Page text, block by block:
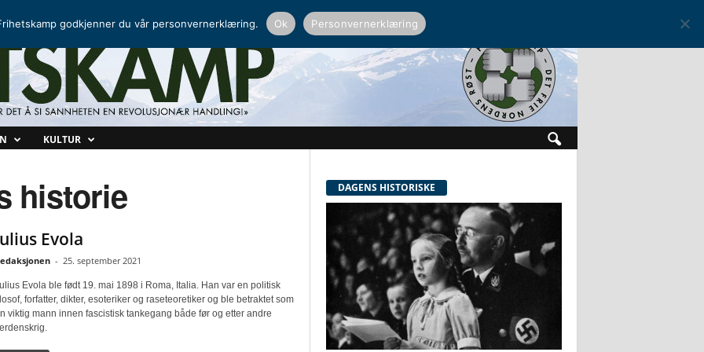
KULTUR
historie
Evola
- 25. september 2021
Evola ble født 19. mai 1898 i Roma, Italia. Han var en politisk
forfatter, dikter, esoteriker og raseteoretiker og ble betraktet som
viktig mann innen fascistisk tankegang både før og etter andre
DAGENS HISTORISKE
godkjenner du vår personvernerklæring. Ok Personvernerklæring